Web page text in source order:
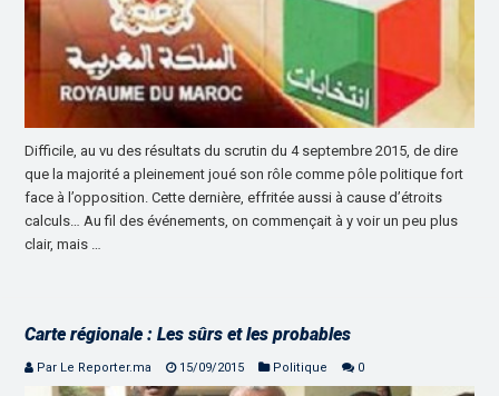
Difficile, au vu des résultats du scrutin du 4 septembre 2015, de dire
que la majorité a pleinement joué son rôle comme pôle politique fort
face à l’opposition. Cette dernière, effritée aussi à cause d’étroits
calculs… Au fil des événements, on commençait à y voir un peu plus
clair, mais …
Carte régionale : Les sûrs et les probables
Par Le Reporter.ma 15/09/2015 Politique 0